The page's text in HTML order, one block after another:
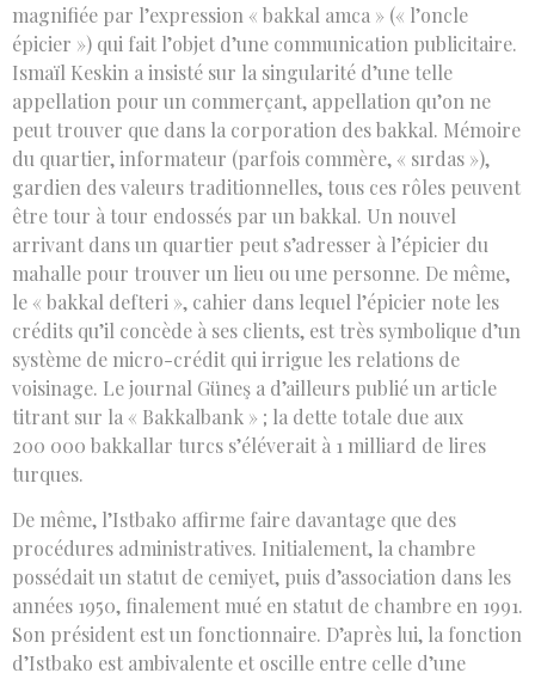
magnifiée par l’expression « bakkal amca » (« l’oncle
épicier ») qui fait l’objet d’une communication publicitaire.
Ismaïl Keskin a insisté sur la singularité d’une telle
appellation pour un commerçant, appellation qu’on ne
peut trouver que dans la corporation des bakkal. Mémoire
du quartier, informateur (parfois commère, « sırdas »),
gardien des valeurs traditionnelles, tous ces rôles peuvent
être tour à tour endossés par un bakkal. Un nouvel
arrivant dans un quartier peut s’adresser à l’épicier du
mahalle pour trouver un lieu ou une personne. De même,
le « bakkal defteri », cahier dans lequel l’épicier note les
crédits qu’il concède à ses clients, est très symbolique d’un
système de micro-crédit qui irrigue les relations de
voisinage. Le journal Güneş a d’ailleurs publié un article
titrant sur la « Bakkalbank » ; la dette totale due aux
200 000 bakkallar turcs s’éléverait à 1 milliard de lires
turques.
De même, l’Istbako affirme faire davantage que des
procédures administratives. Initialement, la chambre
possédait un statut de cemiyet, puis d’association dans les
années 1950, finalement mué en statut de chambre en 1991.
Son président est un fonctionnaire. D’après lui, la fonction
d’Istbako est ambivalente et oscille entre celle d’une